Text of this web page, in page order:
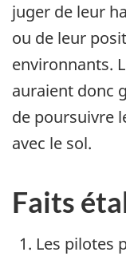
juger de leur
ou de leur
environnants.
auraient donc
de poursuivre
avec le sol.
Faits
Les pilotes